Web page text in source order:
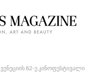
ვენეციის 82-ე კინოფესტივალი